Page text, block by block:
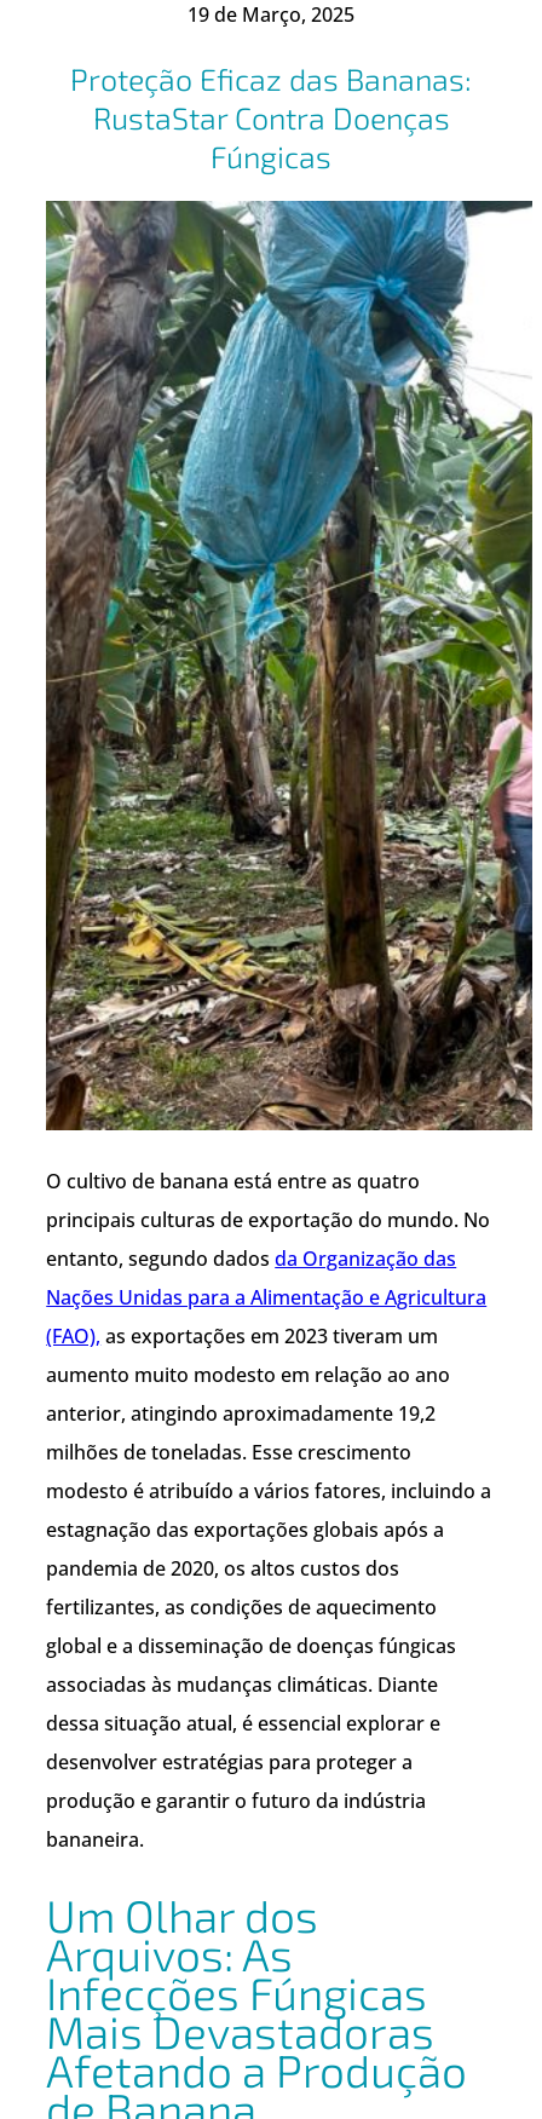
19 de Março, 2025
Proteção Eficaz das Bananas:
RustaStar Contra Doenças
Fúngicas
O cultivo de banana está entre as quatro
principais culturas de exportação do mundo. No
entanto, segundo dadosda Organização das
Nações Unidas para a Alimentação e Agricultura
(FAO), as exportações em 2023 tiveram um
aumento muito modesto em relação ao ano
anterior, atingindo aproximadamente 19,2
milhões de toneladas. Esse crescimento
modesto é atribuído a vários fatores, incluindo a
estagnação das exportações globais após a
pandemia de 2020, os altos custos dos
fertilizantes, as condições de aquecimento
global e a disseminação de doenças fúngicas
associadas às mudanças climáticas. Diante
dessa situação atual, é essencial explorar e
desenvolver estratégias para proteger a
produção e garantir o futuro da indústria
bananeira.
Um Olhar dos
Arquivos: As
Infecções Fúngicas
Mais Devastadoras
Afetando a Produção